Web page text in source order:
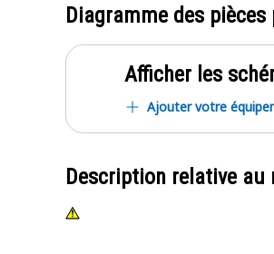
Diagramme des pièces
Afficher les
Ajouter votre
Description relative au